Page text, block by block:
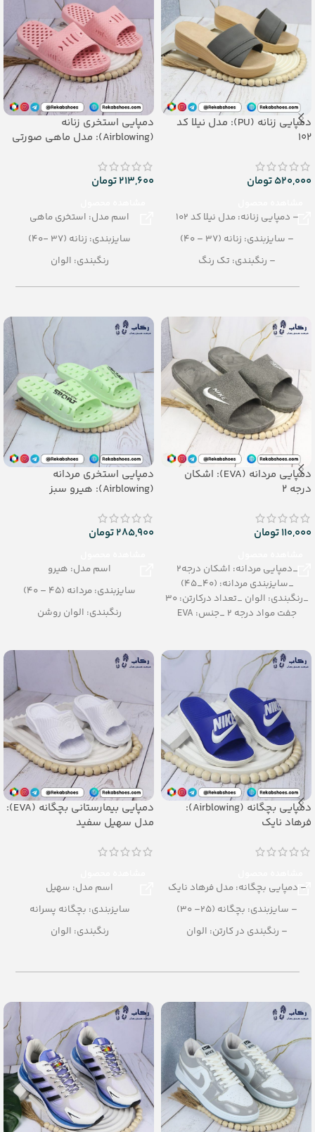
دمپایی زنانه (PU): مدل نیلا کد
102
520,000تومان
– دمپایی زنانه: مدل نیلا کد 102
– سایزبندی: زنانه (37 – 40)
– رنگبندی: تک رنگ
– تعداد در کارتن: 12 جفت
دمپایی استخری زنانه
(Airblowing): مدل ماهی صورتی
213,600تومان
اسم مدل: استخری ماهی
سایزبندی: زنانه (37 -40)
رنگبندی: الوان
تعداد در کارتن: 24 جفت
دمپایی مردانه (EVA): اشکان
درجه 2
110,000تومان
_دمپایی مردانه: اشکان درجه‌2
_سایزبندی مردانه: (40_45)
_رنگبندی: الوان _تعداد درکارتن: 30
جفت مواد درجه 2 _جنس: EVA
دمپایی استخری مردانه
(Airblowing): هیرو سبز
285,900تومان
اسم مدل: هیرو
سایزبندی: مردانه (45 – 40)
رنگبندی: الوان روشن
دمپایی بچگانه (Airblowing):
فرهاد نایک
– دمپایی بچگانه: مدل فرهاد نایک
– سایزبندی: بچگانه (25– 30)
– رنگبندی در کارتن: الوان
– جنس: Airblowing
دمپایی بیمارستانی بچگانه (EVA):
مدل سهیل سفید
اسم مدل: سهیل
سایزبندی: بچگانه پسرانه
رنگبندی: الوان
جنس: EVA